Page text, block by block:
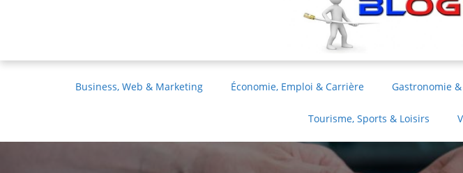
Business, Web & Marketing Économie, Emploi & Carrière Gastronomie
Tourisme, Sports & Loisirs